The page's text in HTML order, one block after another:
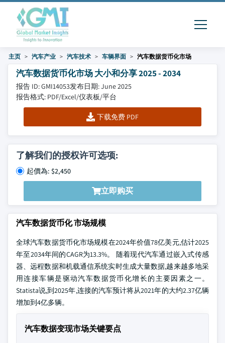
主页 汽车产业 汽车技术 车辆界面 汽车数据货币化市场
汽车数据货币化市场 大小和分享 2025 - 2034
报告 ID: GMI14053发布日期: June 2025
报告格式: PDF/Excel/仪表板/平台
下载免费 PDF
了解我们的授权许可选项:
起價為: $2,450
立即购买
汽车数据货币化 市场规模
全球汽车数据货币化市场规模在2024年价值78亿美元,估计2025
年至2034年间的CAGR为13.3%。 随着现代汽车通过嵌入式传感
器、远程数据和机载通信系统实时生成大量数据,越来越多地采
用连接车辆是驱动汽车数据货币化增长的主要因素之一。
Statista说,到2025年,连接的汽车预计将从2021年的大约2.37亿辆
增加到4亿多辆。
汽车数据变现市场关键要点